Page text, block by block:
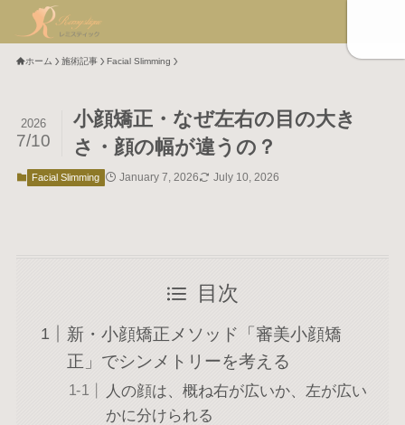
ホーム 施術記事 Facial Slimming
小顔矯正・なぜ左右の目の大き
さ・顔の幅が違うの？
2026
7/10
Facial Slimming January 7, 2026 July 10, 2026
目次
新・小顔矯正メソッド「審美小顔矯
正」でシンメトリーを考える
人の顔は、概ね右が広いか、左が広い
かに分けられる